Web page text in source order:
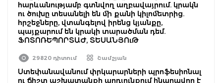
հարևանությամբ գտնվող աղբավայրում. կրակն
ու ծուխը տեսանելի են մի քանի կիլոմետրից.
հրշեջները, վտանգելով իրենց կյանքը,
պայքարում են կրակի տարածման դեմ.
ՖՈՏՈՌԵՊՈՐՏԱԺ, ՏԵՍԱՆՅՈւԹ
29820 դիտում Շամշյան
Ստեփանավանում փրկարարների պրոֆեսիոնալ
ու ճիշտ աշխատանքի արդյունքում հնարավոր է